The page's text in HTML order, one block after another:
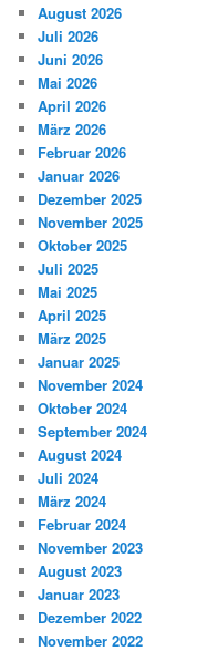
August 2026
Juli 2026
Juni 2026
Mai 2026
April 2026
März 2026
Februar 2026
Januar 2026
Dezember 2025
November 2025
Oktober 2025
Juli 2025
Mai 2025
April 2025
März 2025
Januar 2025
November 2024
Oktober 2024
September 2024
August 2024
Juli 2024
März 2024
Februar 2024
November 2023
August 2023
Januar 2023
Dezember 2022
November 2022